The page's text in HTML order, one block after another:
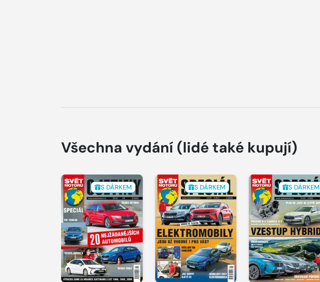
Všechna vydání (lidé také kupují)
S DÁRKEM S DÁRKEM S DÁRKEM